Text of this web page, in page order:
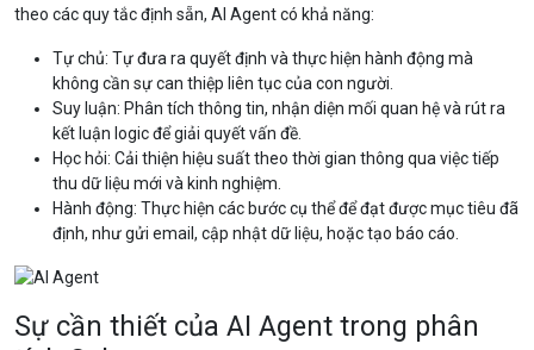
theo các quy tắc định sẵn, AI Agent có khả năng:
Tự chủ: Tự đưa ra quyết định và thực hiện hành động mà
không cần sự can thiệp liên tục của con người.
Suy luận: Phân tích thông tin, nhận diện mối quan hệ và rút ra
kết luận logic để giải quyết vấn đề.
Học hỏi: Cải thiện hiệu suất theo thời gian thông qua việc tiếp
thu dữ liệu mới và kinh nghiệm.
Hành động: Thực hiện các bước cụ thể để đạt được mục tiêu đã
định, như gửi email, cập nhật dữ liệu, hoặc tạo báo cáo.
Sự cần thiết của AI Agent trong phân